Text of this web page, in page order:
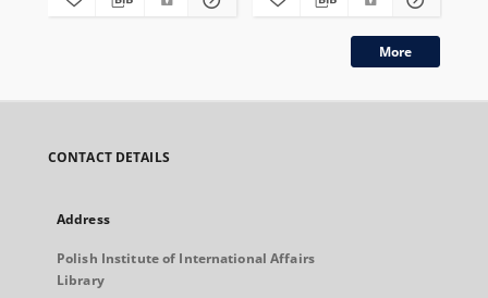
More
CONTACT DETAILS
Address
Polish Institute of International Affairs
Library